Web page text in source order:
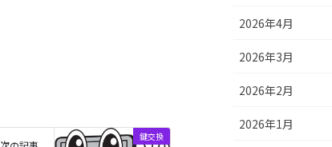
鍵交換
2026年4月
2026年3月
2026年2月
2026年1月